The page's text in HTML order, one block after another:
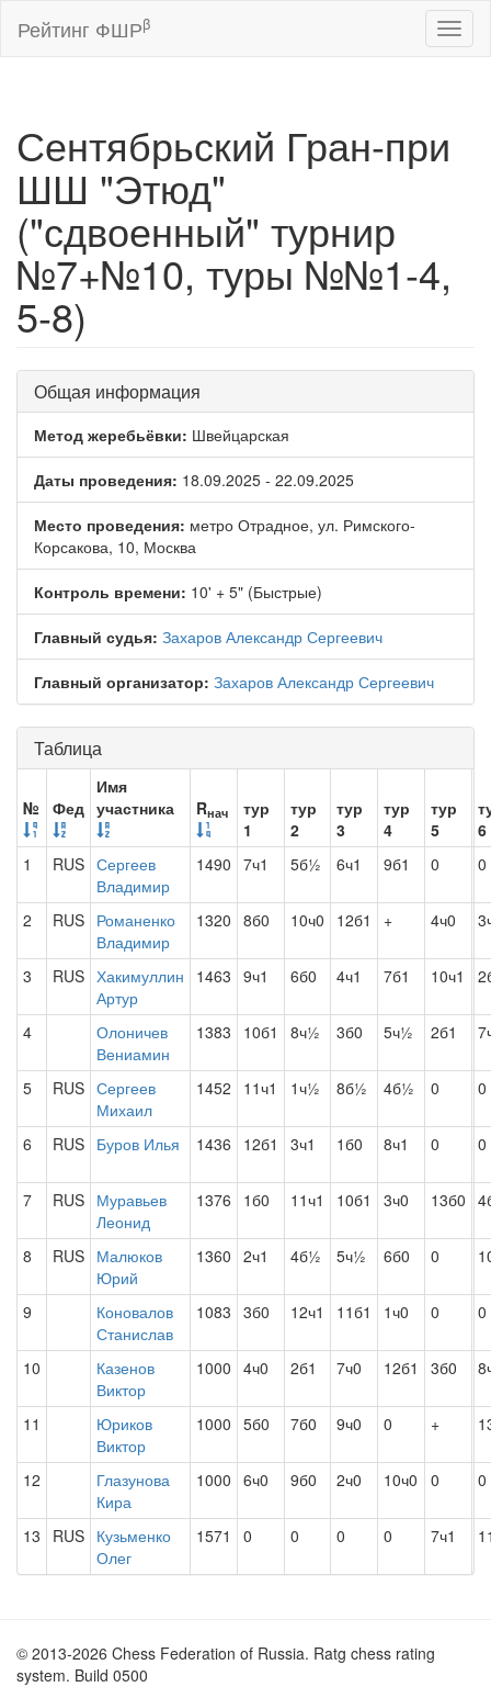
Рейтинг ФШРβ
Сентябрьский Гран-при
ШШ "Этюд"
("сдвоенный" турнир
№7+№10, туры №№1-4,
5-8)
Общая информация
Метод жеребьёвки: Швейцарская
Даты проведения: 18.09.2025 - 22.09.2025
Место проведения: метро Отрадное, ул. Римского-
Корсакова, 10, Москва
Контроль времени: 10' + 5" (Быстрые)
Главный судья: Захаров Александр Сергеевич
Главный организатор: Захаров Александр Сергеевич
Таблица
№ Фед
Имя
участника
Rнач
тур
1
тур
2
тур
3
тур
4
тур
5
6
1
RUS Сергеев
Владимир
1490 7ч1 5б½ 6ч1 9б1 0 0
2 RUS Романенко
Владимир
1320 8б0 10ч0 12б1 + 4ч0
3 RUS Хакимуллин
Артур
1463 9ч1 6б0 4ч1 7б1 10ч1
4
Олоничев
Вениамин
1383 10б1 8ч½ 3б0 5ч½ 2б1
5 RUS Сергеев
Михаил
1452 11ч1 1ч½ 8б½ 4б½ 0 0
6 RUS Буров Илья 1436 12б1 3ч1 1б0 8ч1 0 0
7 RUS Муравьев
Леонид
1376 1б0 11ч1 10б1 3ч0 13б0
8 RUS Малюков
Юрий
1360 2ч1 4б½ 5ч½ 6б0 0
9
Коновалов
Станислав
1083 3б0 12ч1 11б1 1ч0 0 0
10
Казенов
Виктор
1000 4ч0 2б1 7ч0 12б1 3б0
11
Юриков
Виктор
1000 5б0 7б0 9ч0 0 +
12
Глазунова
Кира
1000 6ч0 9б0 2ч0 10ч0 0 0
13 RUS Кузьменко
Олег
1571 0 0 0 0 7ч1
© 2013-2026 Chess Federation of Russia. Ratg chess rating
system. Build 0500